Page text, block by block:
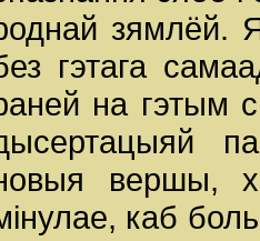
зямлёй.
гэтага
на гэтым
вершы,
каб